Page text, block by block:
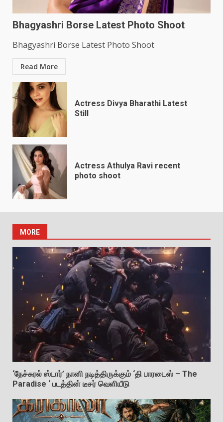
Bhagyashri Borse Latest Photo Shoot
Bhagyashri Borse Latest Photo Shoot
Read More
Actress Divya Bharathi Latest
Still
Actress Athulya Ravi recent
photo shoot
MORE
‘நேச்சுரல் ஸ்டார்’ நானி நடித்திருக்கும் ‘தி பாரடைஸ் – The
Paradise ‘ படத்தின் டீசர் வெளியீடு